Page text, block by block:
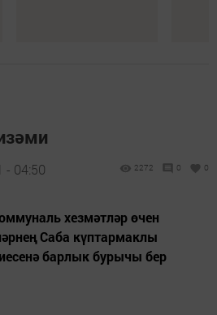
- 04:50 2272 0 0
хезмәтләр өчен
Саба күптармаклы
барлык бурычы бер